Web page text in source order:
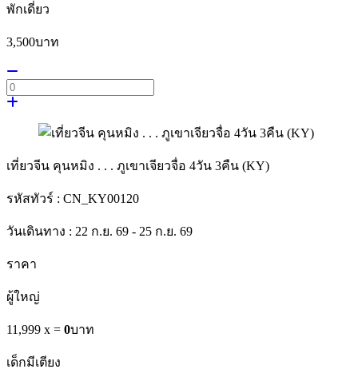
พักเดี่ยว
3,500บาท
เที่ยวจีน คุนหมิง . . . ภูเขาเจียวจื่อ 4วัน 3คืน (KY)
รหัสทัวร์ : CN_KY00120
วันเดินทาง : 22 ก.ย. 69 - 25 ก.ย. 69
ราคา
ผู้ใหญ่
11,999 x = 0บาท
เด็กมีเตียง